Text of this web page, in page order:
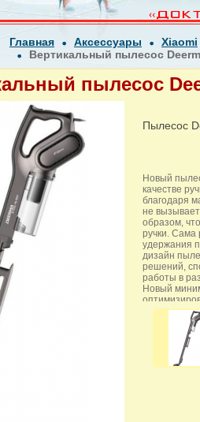
Главная Аксессуары
Xiaomi
Вертикальный пылесос
пылесос
Пылесос
Новый
качестве
благодаря
не
образом,
ручки. Сама
удержания
дизайн
решений,
работы в
Новый
очищать
снижается
потеря
даже